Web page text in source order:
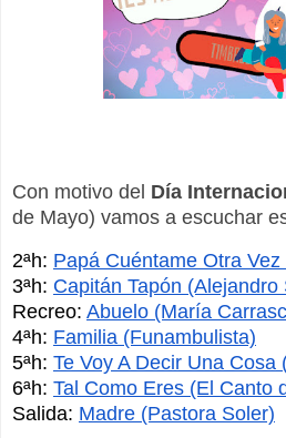
Con motivo del Día
de Mayo) vamos a escuchar
2ªh: Papá Cuéntame Otra
3ªh: Capitán Tapón (Alejandro
Recreo: Abuelo (María
4ªh: Familia (Funambulista)
5ªh: Te Voy A Decir Una Cosa
6ªh: Tal Como Eres (El Canto
Salida: Madre (Pastora Soler)